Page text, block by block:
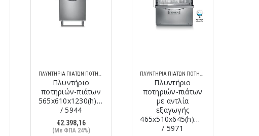
ΠΛΥΝΤΉΡΙΑ ΠΙΆΤΩΝ ΠΟΤΗΡΙΏΝ
Πλυντήριο
ποτηριών-πιάτων
565x610x1230(h)mm
/ 5944
€2.398,16
(Με ΦΠΑ 24%)
ΠΛΥΝΤΉΡΙΑ ΠΙΆΤΩΝ ΠΟΤΗΡΙΏΝ
Πλυντήριο
ποτηριών-πιάτων
με αντλία
εξαγωγής
465x510x645(h)mm
/ 5971